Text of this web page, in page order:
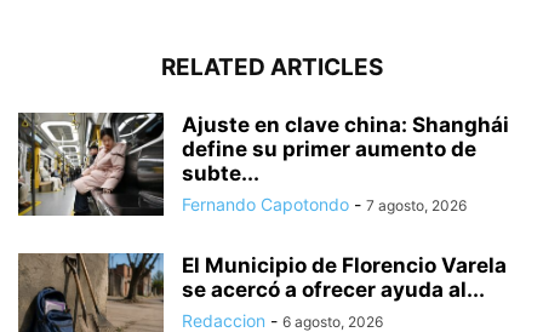
RELATED ARTICLES
Ajuste en clave china: Shanghái
define su primer aumento de
subte...
Fernando Capotondo - 7 agosto, 2026
El Municipio de Florencio Varela
se acercó a ofrecer ayuda al...
Redaccion - 6 agosto, 2026